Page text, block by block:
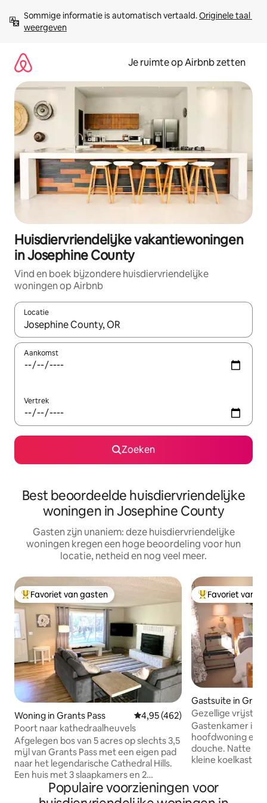
direct
naar
Sommige informatie is automatisch vertaald. Originele taal
weergeven
Je ruimte op Airbnb zetten
Huisdiervriendelijke vakantiewoningen
in Josephine County
Vind en boek bijzondere huisdiervriendelijke
woningen op Airbnb
Locatie
Wanneer er suggesties beschikbaar zijn, maak je een keuze
Aankomst
Vertrek
Zoeken
Best beoordeelde huisdiervriendelijke
woningen in Josephine County
Gasten zijn unaniem: deze huisdiervriendelijke
woningen kregen een hoge beoordeling voor hun
locatie, netheid en nog veel meer.
Topfavoriet van gasten
Favoriet van gasten
Woning in Grants Pass Gemiddelde beoordeling van
4,95 (462)
Poort naar kathedraalheuvels
Afgelegen bos van 5 acres op slechts 3,5
mijl van Grants Pass met een eigen pad
naar het legendarische Cathedral Hills.
Een huis met 3 slaapkamers en 2
badkamers, met DSL-wifi, eethoek,
woonkamer, pelletkachel, een leuke
Topfavoriet van
Favoriet van
Gastsuite in
Gezellige
Gastenkamer is
hoofdwoning en
douche. Natte
kleine koelkast
fietspaden in
wijngaarden van
Populaire voorzieningen voor